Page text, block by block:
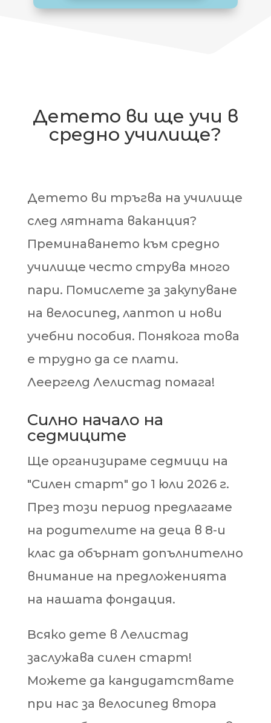
Детето ви ще учи в
средно училище?
Детето ви тръгва на училище
след лятната ваканция?
Преминаването към средно
училище често струва много
пари. Помислете за закупуване
на велосипед, лаптоп и нови
учебни пособия. Понякога това
е трудно да се плати.
Леергелд Лелистад помага!
Силно начало на
седмиците
Ще организираме седмици на
"Силен старт" до 1 юли 2026 г.
През този период предлагаме
на родителите на деца в 8-и
клас да обърнат допълнително
внимание на предложенията
на нашата фондация.
Всяко дете в Лелистад
заслужава силен старт!
Можете да кандидатствате
при нас за велосипед втора